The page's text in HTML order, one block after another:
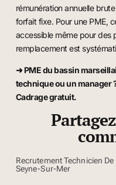
rémunération annuelle
forfait fixe. Pour une PME,
accessible même pour des
remplacement est
➜ PME du bassin
technique ou un manager
Cadrage gratuit.
Recrutement Technicien
Seyne-Sur-Mer